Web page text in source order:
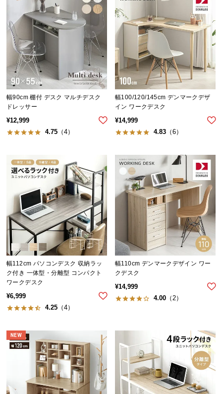
ン
リ
ア
ー
デ
探
シ
ョ
ッ
ピ
ン
ガ
イ
幅90cm 棚付 デスク マルチデスク
ドレッサー
¥12,999
4.75 （4）
幅100/120/145cm デンマークデザ
イン ワークデスク
¥14,999
4.83 （6）
幅112cm パソコンデスク 収納ラッ
ク付き 一体型・分離型 コンパクト
ワークデスク
¥6,999
4.25 （4）
幅110cm デンマークデザイン ワー
クデスク
¥14,999
4.00 （2）
NEW